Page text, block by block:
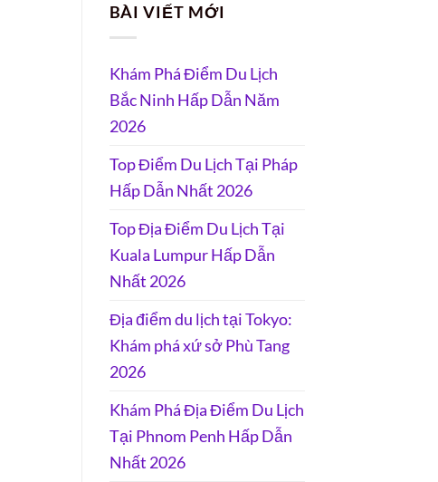
BÀI VIẾT MỚI
Khám Phá Điểm Du Lịch
Bắc Ninh Hấp Dẫn Năm
2026
Top Điểm Du Lịch Tại Pháp
Hấp Dẫn Nhất 2026
Top Địa Điểm Du Lịch Tại
Kuala Lumpur Hấp Dẫn
Nhất 2026
Địa điểm du lịch tại Tokyo:
Khám phá xứ sở Phù Tang
2026
Khám Phá Địa Điểm Du Lịch
Tại Phnom Penh Hấp Dẫn
Nhất 2026